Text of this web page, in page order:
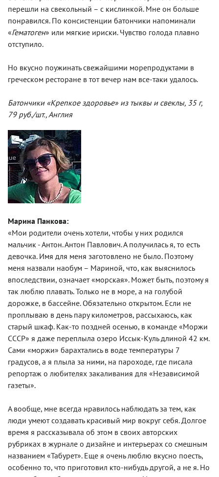
перешли на свекольный – с кислинкой. Мне он больше
понравился. По консистенции батончики напоминали
«Гематоген» или мягкие ириски. Чувство голода плавно
отступило.
Но вкусно поужинать свежайшими морепродуктами в
греческом ресторане в тот вечер нам все-таки удалось.
Батончики «Крепкое здоровье» из тыквы и свеклы, 35 г,
79 руб./шт., Англия
Марина Панкова:
«Мои родители очень хотели, чтобы у них родился
мальчик - Антон. Антон Павлович. А получилась я, то есть
девочка. Имя для меня заготовлено не было. Поэтому
меня назвали наобум – Мариной, что, как выяснилось
впоследствии, означает «морская». Может быть, поэтому я
так люблю плавать. Только не в море, а на голубой
дорожке, в бассейне. Обязательно открытом. Если не
проплываю в день пару километров, рассыхаюсь, как
старый шкаф. Как-то поздней осенью, в команде «Моржи
СССР» я даже переплыла озеро Иссык-Куль длиной 42 км.
Сами «моржи» барахтались в воде температуры 7
градусов, а я плыла за ними, на пароходе, где писала
репортаж о любителях закаливания для «Независимой
газеты».
А вообще, мне всегда нравилось наблюдать за тем, как
люди умеют создавать красивый мир вокруг себя. Долгое
время я рассказывала об этом в своих авторских
рубриках в журнале о дизайне и интерьерах со смешным
названием «Табурет». Еще я очень люблю вкусно поесть,
особенно то, что приготовил кто-нибудь другой, а не я. Но